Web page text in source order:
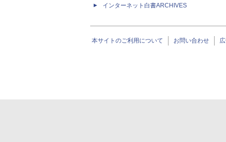
インターネット白書ARCHIVES
本サイトのご利用について お問い合わせ